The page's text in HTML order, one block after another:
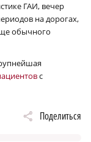
ГАИ, вечер
на дорогах,
обычного
с
Поделиться